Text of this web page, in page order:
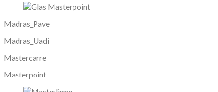
Madras_Pave
Madras_Uadi
Mastercarre
Masterpoint